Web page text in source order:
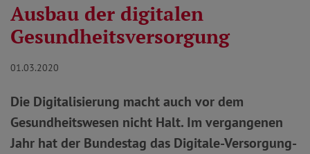
Ausbau der digitalen
Gesundheitsversorgung
01.03.2020
Die Digitalisierung macht auch vor dem
Gesundheitswesen nicht Halt. Im vergangenen
Jahr hat der Bundestag das Digitale-Versorgung-